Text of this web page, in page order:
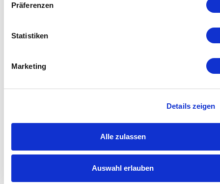
Präferenzen
Statistiken
Marketing
Details zeigen
Alle zulassen
Auswahl erlauben
Ref. WM-6000-SC 2.0
Principle: Single beam NDUV254 nm
Concentration range: 10, 20, 50, 100 g O3/m³.
Reaction time: 5 s (0 – 95%)
Ext. coefficient: 3024 dm3/cm mol (according to DIN